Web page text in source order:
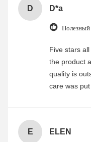
D D*a
Полезный
Five stars
the product
quality is
care was
E ELEN